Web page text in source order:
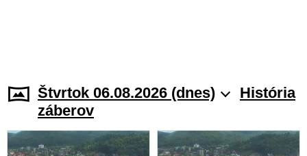
Štvrtok 06.08.2026 (dnes)
História
záberov